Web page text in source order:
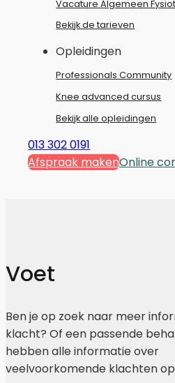
Vacature Algemeen
Bekijk de tarieven
Opleidingen
Professionals Community
Knee advanced cursus
Bekijk alle opleidingen
013 302 0191
Afspraak makenOnline
Voet
Ben je op zoek naar meer
klacht? Of een passende
hebben alle informatie over
veelvoorkomende klachten